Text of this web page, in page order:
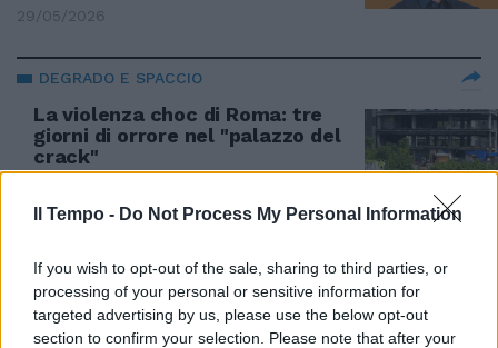
Il Tempo - Do Not Process My Personal Information
If you wish to opt-out of the sale, sharing to third parties, or
processing of your personal or sensitive information for
targeted advertising by us, please use the below opt-out
section to confirm your selection. Please note that after your
29/05/2026
DEGRADO E SPACCIO
La violenza choc di Roma: tre
giorni di orrore nel "palazzo del
crack"
Incendio a Roma, uomo si lancia
dalla finestra dell’edificio
abbandonato: è grave